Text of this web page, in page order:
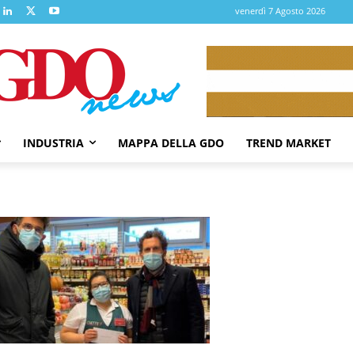
venerdì 7 Agosto 2026
INDUSTRIA MAPPA DELLA GDO TREND MARKET